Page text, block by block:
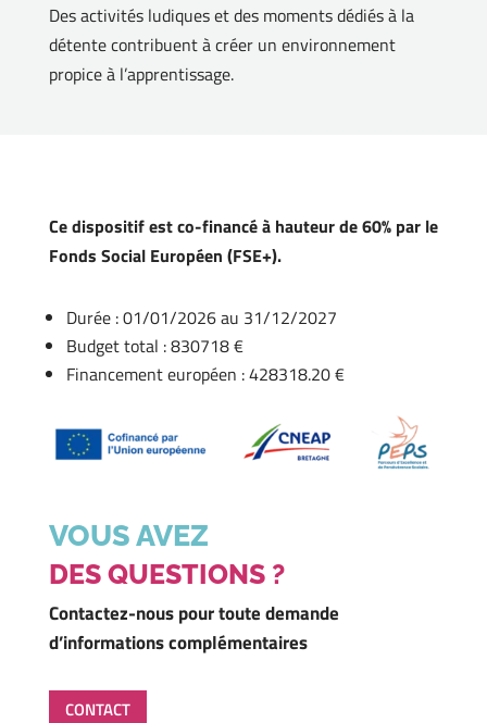
Des activités ludiques et des moments dédiés à la
détente contribuent à créer un environnement
propice à l’apprentissage.
Ce dispositif est co-financé à hauteur de 60% par le
Fonds Social Européen (FSE+).
Durée : 01/01/2026 au 31/12/2027
Budget total : 830718 €
Financement européen : 428318.20 €
VOUS AVEZ
DES QUESTIONS ?
Contactez-nous pour toute demande
d’informations complémentaires
CONTACT